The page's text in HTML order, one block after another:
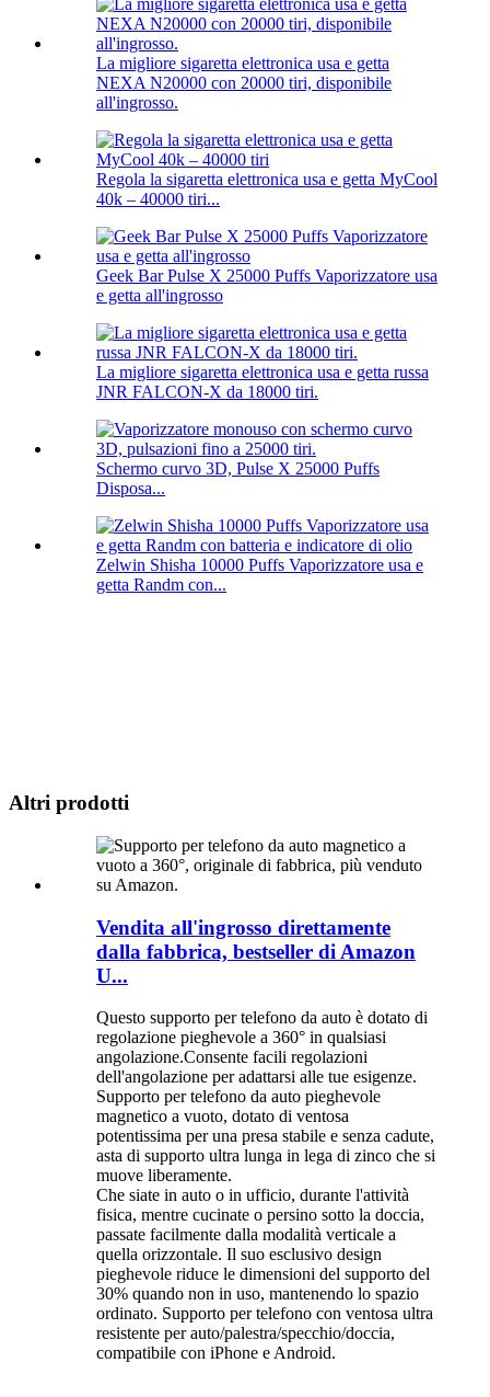
La migliore sigaretta elettronica usa e getta
NEXA N20000 con 20000 tiri, disponibile
all'ingrosso.
Regola la sigaretta elettronica usa e getta MyCool
40k – 40000 tiri...
Geek Bar Pulse X 25000 Puffs Vaporizzatore usa
e getta all'ingrosso
La migliore sigaretta elettronica usa e getta russa
JNR FALCON-X da 18000 tiri.
Schermo curvo 3D, Pulse X 25000 Puffs
Disposa...
Zelwin Shisha 10000 Puffs Vaporizzatore usa e
getta Randm con...
Altri prodotti
Vendita all'ingrosso direttamente
dalla fabbrica, bestseller di Amazon
U...
Questo supporto per telefono da auto è dotato di
regolazione pieghevole a 360° in qualsiasi
angolazione.Consente facili regolazioni
dell'angolazione per adattarsi alle tue esigenze.
Supporto per telefono da auto pieghevole
magnetico a vuoto, dotato di ventosa
potentissima per una presa stabile e senza cadute,
asta di supporto ultra lunga in lega di zinco che si
muove liberamente.
Che siate in auto o in ufficio, durante l'attività
fisica, mentre cucinate o persino sotto la doccia,
passate facilmente dalla modalità verticale a
quella orizzontale. Il suo esclusivo design
pieghevole riduce le dimensioni del supporto del
30% quando non in uso, mantenendo lo spazio
ordinato. Supporto per telefono con ventosa ultra
resistente per auto/palestra/specchio/doccia,
compatibile con iPhone e Android.